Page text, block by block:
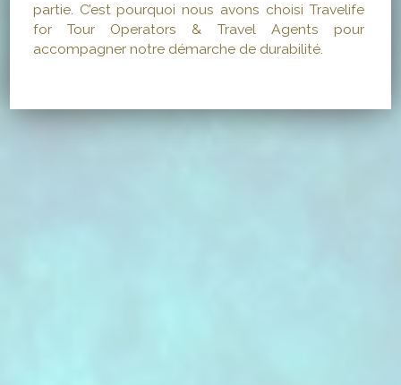
partie. C’est pourquoi nous avons choisi Travelife
for Tour Operators & Travel Agents pour
accompagner notre démarche de durabilité.